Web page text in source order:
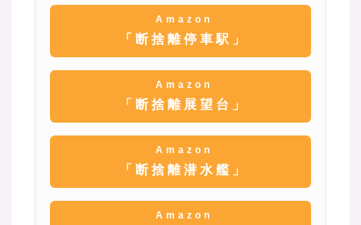
Amazon
「断捨離停車駅」
Amazon
「断捨離展望台」
Amazon
「断捨離潜水艦」
Amazon